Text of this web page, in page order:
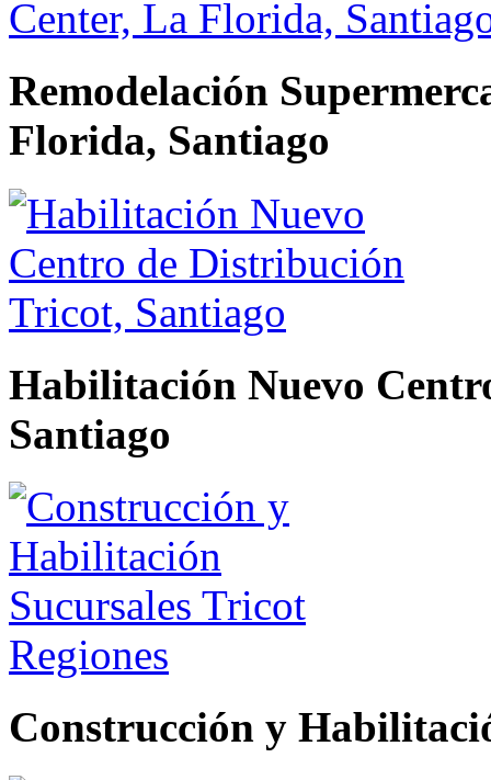
Remodelación
Florida, Santiago
Habilitación Nuevo
Santiago
Construcción y